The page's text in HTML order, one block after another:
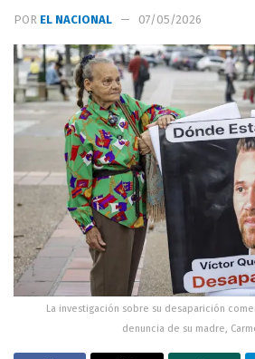
POR EL NACIONAL 07/05/2026
La investigación sobre su desaparición
denuncia de su madre,